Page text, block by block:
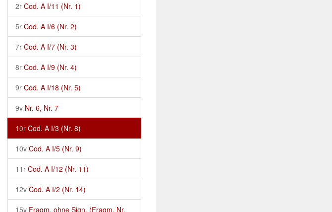
2r Cod. A I/11 (Nr. 1)
5r Cod. A I/6 (Nr. 2)
7r Cod. A I/7 (Nr. 3)
8r Cod. A I/9 (Nr. 4)
9r Cod. A I/18 (Nr. 5)
9v Nr. 6, Nr. 7
10r Cod. A I/3 (Nr. 8)
10v Cod. A I/5 (Nr. 9)
11r Cod. A I/12 (Nr. 11)
12v Cod. A I/2 (Nr. 14)
15v Fragm. ohne Sign. (Fragm. Nr.